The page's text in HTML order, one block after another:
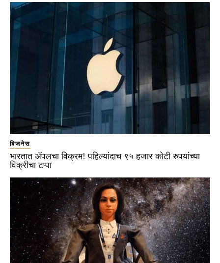
बिजनेस
भारतात ॲपलचा विक्रम! पहिल्यांदाच ९५ हजार कोटी रुपयांच्या
विक्रीचा टप्पा